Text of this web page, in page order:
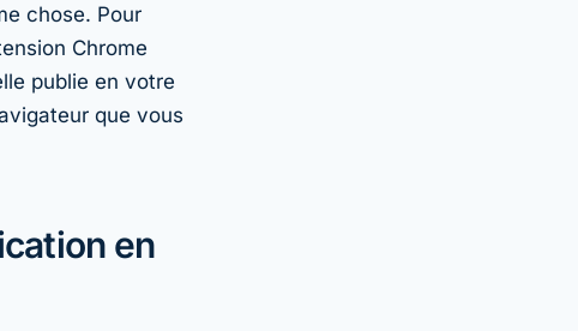
chose. Pour
Chrome
publie en votre
que vous
en